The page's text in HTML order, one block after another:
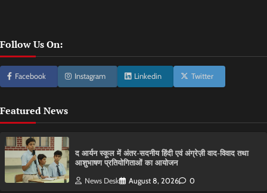
Follow Us On:
Facebook Instagram Linkedin Twitter
Featured News
द आर्यन स्कूल में अंतर-सदनीय हिंदी एवं अंग्रेज़ी वाद-विवाद तथा
आशुभाषण प्रतियोगिताओं का आयोजन
News Desk August 8, 2026 0